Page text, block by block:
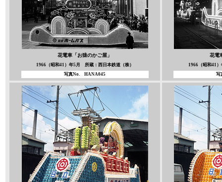
花電車「お猿のかご屋」
1966（昭和41）年5月 所蔵：西日本鉄道（株）
写真No. HANA045
花電
1966（昭和41
写